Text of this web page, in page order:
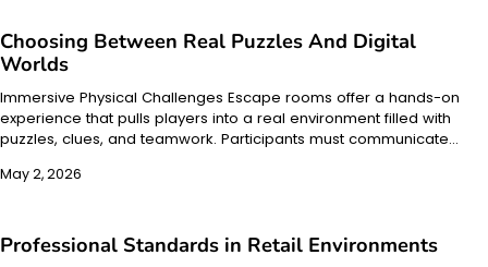
Choosing Between Real Puzzles And Digital
Worlds
Immersive Physical Challenges Escape rooms offer a hands-on
experience that pulls players into a real environment filled with
puzzles, clues, and teamwork. Participants must communicate…
May 2, 2026
Professional Standards in Retail Environments